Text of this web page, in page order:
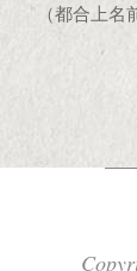
（都合上